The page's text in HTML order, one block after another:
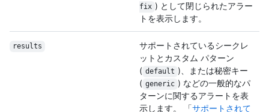
fix ) として閉じられたアラー
トを表示します。
results
サポートされているシークレ
ットとカスタム パターン
( default )、または秘密キー
( generic ) などの一般的なパ
ターンに関するアラートを表
示します。 「サポートされて